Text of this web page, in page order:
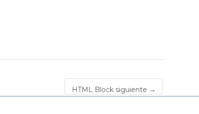
HTML Block siguiente →